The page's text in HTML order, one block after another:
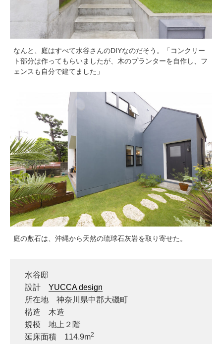
なんと、庭はすべて水谷さんのDIYなのだそう。「コンクリー
ト部分は作ってもらいましたが、木のプランターを自作し、フ
ェンスも自分で建てました」
庭の敷石は、沖縄から天然の琉球石灰岩を取り寄せた。
水谷邸
設計 YUCCA design
所在地 神奈川県中郡大磯町
構造 木造
規模 地上２階
延床面積 114.9m2